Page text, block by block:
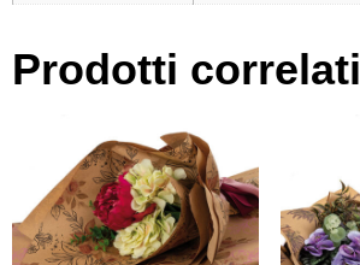
Prodotti correlati